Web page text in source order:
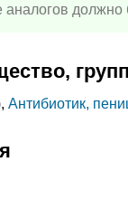
Антибиотик,